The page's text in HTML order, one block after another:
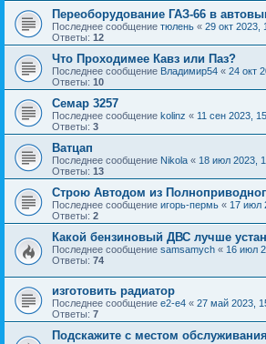
Переоборудование ГАЗ-66 в
Последнее сообщение тюлень « 29 окт 2023,
Ответы: 12
Что Проходимее Кавз или Паз?
Последнее сообщение Владимир54 « 24 окт
Ответы: 10
Семар 3257
Последнее сообщение kolinz « 11 сен 2023,
Ответы: 3
Ватцап
Последнее сообщение Nikola « 18 июл 2023,
Ответы: 13
Строю Автодом из
Последнее сообщение игорь-пермь « 17 июл
Ответы: 2
Какой бензиновый ДВС лучше
Последнее сообщение samsamych « 16 июл
Ответы: 74
изготовить радиатор
Последнее сообщение e2-e4 « 27 май 2023,
Ответы: 7
Подскажите с местом